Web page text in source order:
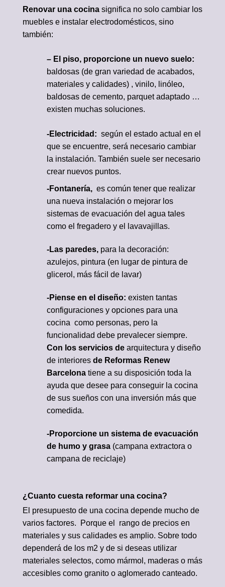
Renovar una cocina significa no solo cambiar los
muebles e instalar electrodomésticos, sino
también:
– El piso, proporcione un nuevo suelo:
baldosas (de gran variedad de acabados,
materiales y calidades) , vinilo, linóleo,
baldosas de cemento, parquet adaptado …
existen muchas soluciones.
-Electricidad: según el estado actual en el
que se encuentre, será necesario cambiar
la instalación. También suele ser necesario
crear nuevos puntos.
-Fontanería, es común tener que realizar
una nueva instalación o mejorar los
sistemas de evacuación del agua tales
como el fregadero y el lavavajillas.
-Las paredes, para la decoración:
azulejos, pintura (en lugar de pintura de
glicerol, más fácil de lavar)
-Piense en el diseño: existen tantas
configuraciones y opciones para una
cocina como personas, pero la
funcionalidad debe prevalecer siempre.
Con los servicios de arquitectura y diseño
de interiores de Reformas Renew
Barcelona tiene a su disposición toda la
ayuda que desee para conseguir la cocina
de sus sueños con una inversión más que
comedida.
-Proporcione un sistema de evacuación
de humo y grasa (campana extractora o
campana de reciclaje)
¿Cuanto cuesta reformar una cocina?
El presupuesto de una cocina depende mucho de
varios factores. Porque el rango de precios en
materiales y sus calidades es amplio. Sobre todo
dependerá de los m2 y de si deseas utilizar
materiales selectos, como mármol, maderas o más
accesibles como granito o aglomerado canteado.